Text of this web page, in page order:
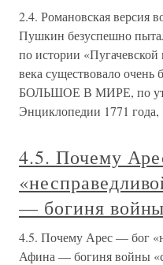
2.4. Романовская версия
Пушкин безуспешно
по истории
века существовало
БОЛЬШОЕ В МИРЕ, по
Энциклопедии 1771
4.5. Почему
— богиня
4.5. Почему Арес — бог
Афина — богиня войны